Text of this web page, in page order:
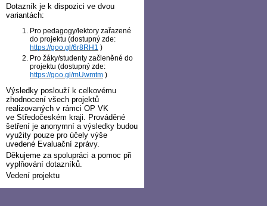
Dotazník je k dispozici ve dvou
variantách:
Pro pedagogy/lektory zařazené
do projektu (dostupný zde:
https://goo.gl/6r8RH1 )
Pro žáky/studenty začleněné do
projektu (dostupný zde:
https://goo.gl/mUwmtm )
Výsledky poslouží k celkovému
zhodnocení všech projektů
realizovaných v rámci OP VK
ve Středočeském kraji. Prováděné
šetření je anonymní a výsledky budou
využity pouze pro účely výše
uvedené Evaluační zprávy.
Děkujeme za spolupráci a pomoc při
vyplňování dotazníků.
Vedení projektu